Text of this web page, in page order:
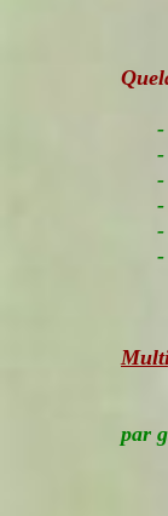
-
-
-
-
-
-
par